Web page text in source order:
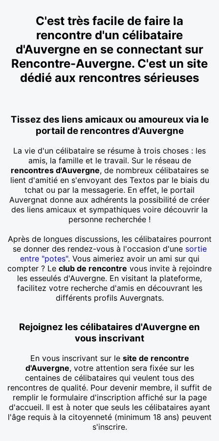
C'est très facile de faire la
rencontre d'un célibataire
d'Auvergne en se connectant sur
Rencontre-Auvergne. C'est un site
dédié aux rencontres sérieuses
Tissez des liens amicaux ou amoureux via le
portail de rencontres d'Auvergne
La vie d'un célibataire se résume à trois choses : les
amis, la famille et le travail. Sur le réseau de
rencontres d'Auvergne, de nombreux célibataires se
lient d'amitié en s'envoyant des Textos par le biais du
tchat ou par la messagerie. En effet, le portail
Auvergnat donne aux adhérents la possibilité de créer
des liens amicaux et sympathiques voire découvrir la
personne recherchée !
Après de longues discussions, les célibataires pourront
se donner des rendez-vous à l'occasion d'une sortie
entre "potes". Vous aimeriez avoir un ami sur qui
compter ? Le club de rencontre vous invite à rejoindre
les esseulés d'Auvergne. En visitant la plateforme,
facilitez votre recherche d'amis en découvrant les
différents profils Auvergnats.
Rejoignez les célibataires d'Auvergne en
vous inscrivant
En vous inscrivant sur le site de rencontre
d'Auvergne, votre attention sera fixée sur les
centaines de célibataires qui veulent tous des
rencontres de qualité. Pour devenir membre, il suffit de
remplir le formulaire d'inscription affiché sur la page
d'accueil. Il est à noter que seuls les célibataires ayant
l'âge requis à la citoyenneté (minimum 18 ans) peuvent
s'inscrire.